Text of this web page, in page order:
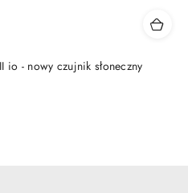
io - nowy czujnik słoneczny